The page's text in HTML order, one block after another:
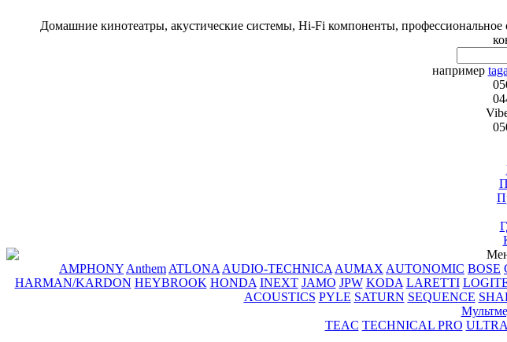
Домашние кинотеатры, акустические системы, Hi-Fi компоненты, профессиональное
например
AMPHONY Anthem ATLONA AUDIO-TECHNICA AUMAX AUTONOMIC BOSE
HARMAN/KARDON HEYBROOK HONDA INEXT JAMO JPW KODA LARETTI
ACOUSTICS PYLE SATURN SEQUENCE
TEAC TECHNICAL PRO